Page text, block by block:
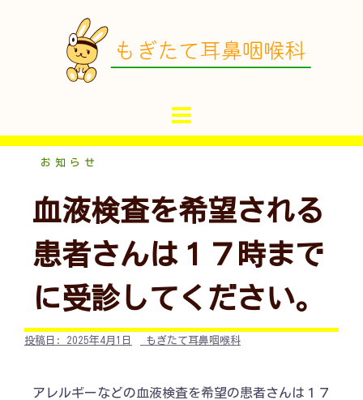
お知らせ
血液検査を希望される
患者さんは１７時まで
に受診してください。
投稿日: 2025年4月1日 もぎたて耳鼻咽喉科
アレルギーなどの血液検査を希望の患者さんは１７